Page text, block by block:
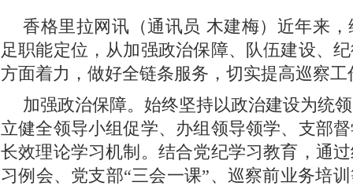
香格里拉网讯（通讯员 木建梅）近年来
足职能定位，从加强政治保障、队伍建设、
方面着力，做好全链条服务，切实提高巡察工
加强政治保障。始终坚持以政治建设为统
立健全领导小组促学、办组领导领学、支部
长效理论学习机制。结合党纪学习教育，通
习例会、党支部“三会一课”、巡察前业务培